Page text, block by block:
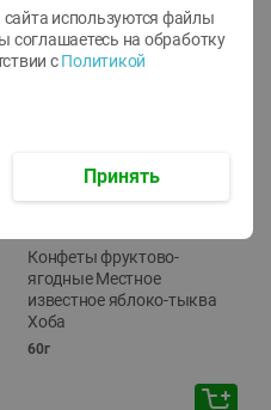
Конфеты фруктово-
ягодные Местное
известное яблоко-тыква
Хоба
60г
используются файлы
соглашаетесь на обработку
с Политикой
Принять